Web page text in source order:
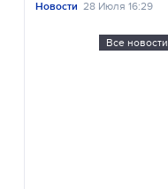
Новости 28 Июля 16:29
Все новости